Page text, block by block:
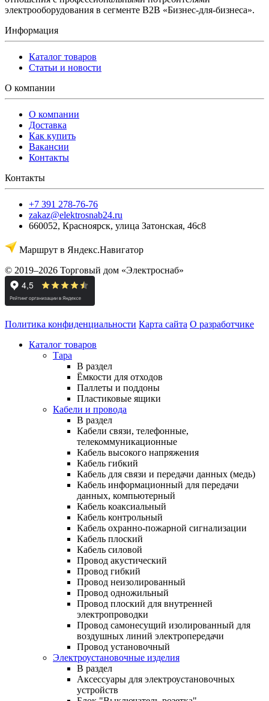
электрооборудования в сегменте B2B «Бизнес-для-бизнеса».
Информация
Каталог товаров
Статьи и новости
О компании
О компании
Доставка
Как купить
Вакансии
Контакты
Контакты
+7 391 278-76-76
zakaz@elektrosnab24.ru
660052, Красноярск, улица Затонская, 46с8
Маршрут в Яндекс.Навигатор
© 2019–2026 Торговый дом «Электроснаб»
Политика конфиденциальности Карта сайта О разработчике
Каталог товаров
Тара
В раздел
Ёмкости для отходов
Паллеты и поддоны
Пластиковые ящики
Кабели и провода
В раздел
Кабели связи, телефонные,
телекоммуникационные
Кабель высокого напряжения
Кабель гибкий
Кабель для связи и передачи данных (медь)
Кабель информационный для передачи
данных, компьютерный
Кабель коаксиальный
Кабель контрольный
Кабель охранно-пожарной сигнализации
Кабель плоский
Кабель силовой
Провод акустический
Провод гибкий
Провод неизолированный
Провод одножильный
Провод плоский для внутренней
электропроводки
Провод самонесущий изолированный для
воздушных линий электропередачи
Провод установочный
Электроустановочные изделия
В раздел
Аксессуары для электроустановочных
устройств